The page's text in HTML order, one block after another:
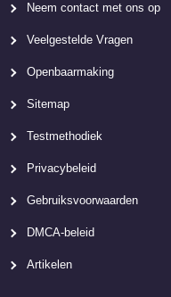
Neem contact met ons op
Veelgestelde Vragen
Openbaarmaking
Sitemap
Testmethodiek
Privacybeleid
Gebruiksvoorwaarden
DMCA-beleid
Artikelen